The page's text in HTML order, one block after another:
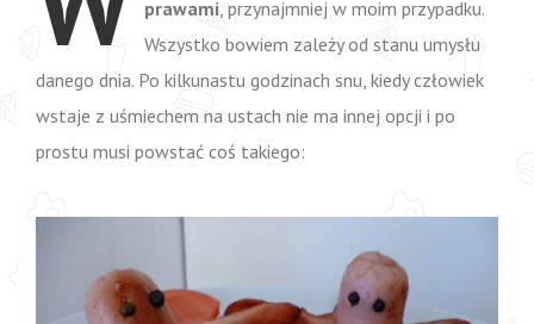
prawami, przynajmniej w moim przypadku.
Wszystko bowiem zależy od stanu umysłu
danego dnia. Po kilkunastu godzinach snu, kiedy człowiek
wstaje z uśmiechem na ustach nie ma innej opcji i po
prostu musi powstać coś takiego: